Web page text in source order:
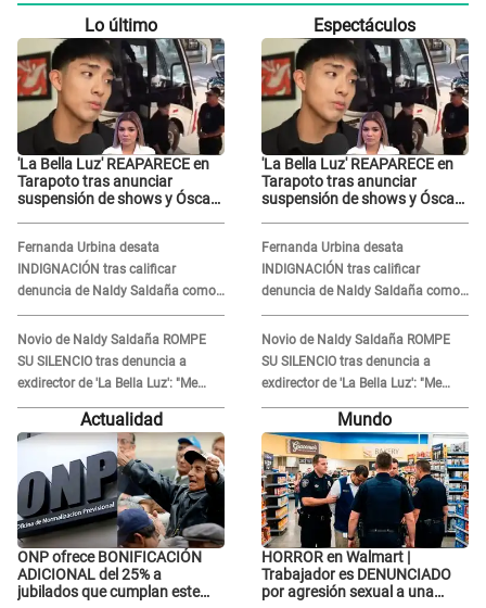
Lo último
'La Bella Luz' REAPARECE en
Tarapoto tras anunciar
suspensión de shows y Óscar
Fernanda Urbina desata
INDIGNACIÓN tras calificar
denuncia de Naldy Saldaña como
'acto bochornoso': "No es justo
atacar a otra mujer"
Novio de Naldy Saldaña ROMPE
SU SILENCIO tras denuncia a
exdirector de 'La Bella Luz': "Me
basta con que ella esté bien"
Espectáculos
'La Bella Luz' REAPARECE en
Tarapoto tras anunciar
suspensión de shows y Óscar
Fernanda Urbina desata
INDIGNACIÓN tras calificar
denuncia de Naldy Saldaña como
'acto bochornoso': "No es justo
atacar a otra mujer"
Novio de Naldy Saldaña ROMPE
SU SILENCIO tras denuncia a
exdirector de 'La Bella Luz': "Me
basta con que ella esté bien"
Actualidad
ONP ofrece BONIFICACIÓN
ADICIONAL del 25% a
jubilados que cumplan este
Mundo
HORROR en Walmart |
Trabajador es DENUNCIADO
por agresión sexual a una